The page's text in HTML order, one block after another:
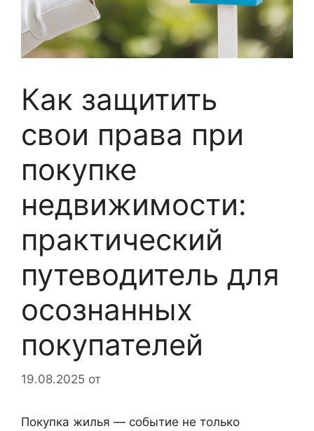
Как защитить
свои права при
покупке
недвижимости:
практический
путеводитель для
осознанных
покупателей
19.08.2025 от
Покупка жилья — событие не только